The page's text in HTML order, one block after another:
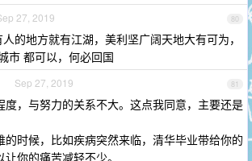
80
27, 2019
人的地方就有江湖，美利坚广阔天地大有可为，
市 都可以，何必回国
81
Sep 27, 2019
度，与努力的关系不大。这点我同意，主要还是
的时候，比如疾病突然来临，清华毕业带给你的
你的痛苦减轻不少。